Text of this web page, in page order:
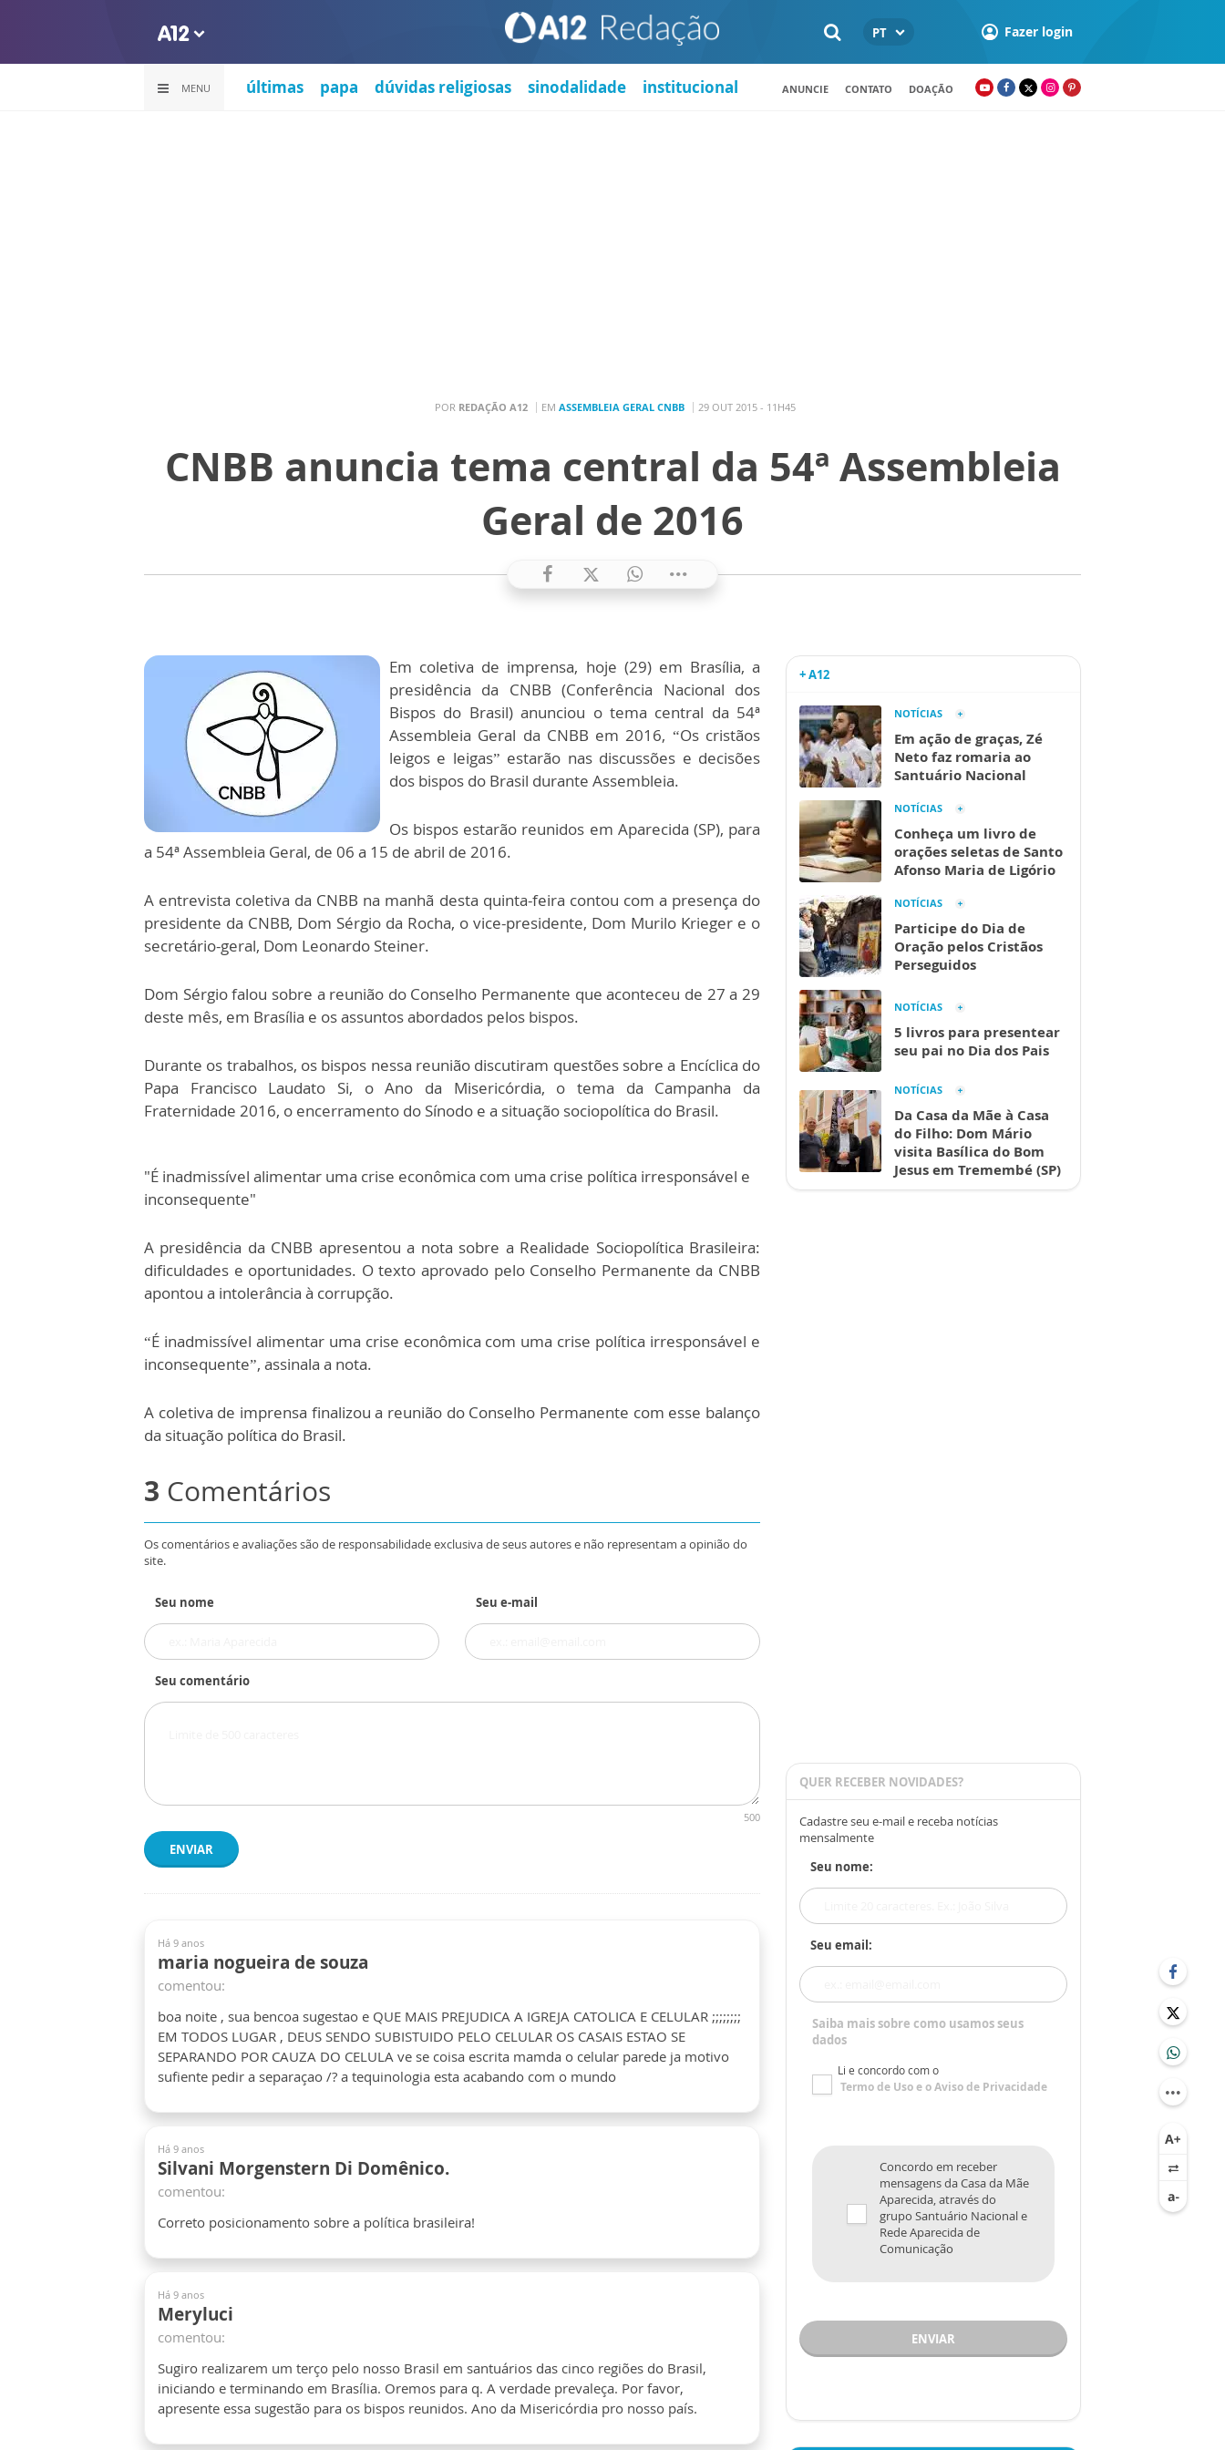
PT Fazer login
MENU últimas papa dúvidas religiosas sinodalidade institucional ANUNCIE CONTATO DOAÇÃO
POR REDAÇÃO A12 EM ASSEMBLEIA GERAL CNBB 29 OUT 2015 - 11H45
CNBB anuncia tema central da 54ª Assembleia
Geral de 2016
Em coletiva de imprensa, hoje (29) em Brasília, a
presidência da CNBB (Conferência Nacional dos
Bispos do Brasil) anunciou o tema central da 54ª
Assembleia Geral da CNBB em 2016, “Os cristãos
leigos e leigas” estarão nas discussões e decisões
dos bispos do Brasil durante Assembleia.
Os bispos estarão reunidos em Aparecida (SP), para
a 54ª Assembleia Geral, de 06 a 15 de abril de 2016.
A entrevista coletiva da CNBB na manhã desta quinta-feira contou com a presença do
presidente da CNBB, Dom Sérgio da Rocha, o vice-presidente, Dom Murilo Krieger e o
secretário-geral, Dom Leonardo Steiner.
Dom Sérgio falou sobre a reunião do Conselho Permanente que aconteceu de 27 a 29
deste mês, em Brasília e os assuntos abordados pelos bispos.
Durante os trabalhos, os bispos nessa reunião discutiram questões sobre a Encíclica do
Papa Francisco Laudato Si, o Ano da Misericórdia, o tema da Campanha da
Fraternidade 2016, o encerramento do Sínodo e a situação sociopolítica do Brasil.
"É inadmissível alimentar uma crise econômica com uma crise política irresponsável e
inconsequente"
A presidência da CNBB apresentou a nota sobre a Realidade Sociopolítica Brasileira:
dificuldades e oportunidades. O texto aprovado pelo Conselho Permanente da CNBB
apontou a intolerância à corrupção.
“É inadmissível alimentar uma crise econômica com uma crise política irresponsável e
inconsequente”, assinala a nota.
A coletiva de imprensa finalizou a reunião do Conselho Permanente com esse balanço
da situação política do Brasil.
3 Comentários
Os comentários e avaliações são de responsabilidade exclusiva de seus autores e não representam a opinião do
site.
Seu nome Seu e-mail
Seu comentário
500
ENVIAR
Há 9 anos
maria nogueira de souza
comentou:
boa noite , sua bencoa sugestao e QUE MAIS PREJUDICA A IGREJA CATOLICA E CELULAR ;;;;;;;;
EM TODOS LUGAR , DEUS SENDO SUBISTUIDO PELO CELULAR OS CASAIS ESTAO SE
SEPARANDO POR CAUZA DO CELULA ve se coisa escrita mamda o celular parede ja motivo
sufiente pedir a separaçao /? a tequinologia esta acabando com o mundo
Há 9 anos
Silvani Morgenstern Di Domênico.
comentou:
Correto posicionamento sobre a política brasileira!
Há 9 anos
Meryluci
comentou:
Sugiro realizarem um terço pelo nosso Brasil em santuários das cinco regiões do Brasil,
iniciando e terminando em Brasília. Oremos para q. A verdade prevaleça. Por favor,
apresente essa sugestão para os bispos reunidos. Ano da Misericórdia pro nosso país.
+ A12
NOTÍCIAS
Em ação de graças, Zé
Neto faz romaria ao
Santuário Nacional
NOTÍCIAS
Conheça um livro de
orações seletas de Santo
Afonso Maria de Ligório
NOTÍCIAS
Participe do Dia de
Oração pelos Cristãos
Perseguidos
NOTÍCIAS
5 livros para presentear
seu pai no Dia dos Pais
NOTÍCIAS
Da Casa da Mãe à Casa
do Filho: Dom Mário
visita Basílica do Bom
Jesus em Tremembé (SP)
QUER RECEBER NOVIDADES?
Cadastre seu e-mail e receba notícias
mensalmente
Seu nome:
Seu email:
Saiba mais sobre como usamos seus
dados
Li e concordo com o
Termo de Usoe oAviso de Privacidade
Concordo em receber
mensagens da Casa da Mãe
Aparecida, através do
grupo Santuário Nacional e
Rede Aparecida de
Comunicação
ENVIAR